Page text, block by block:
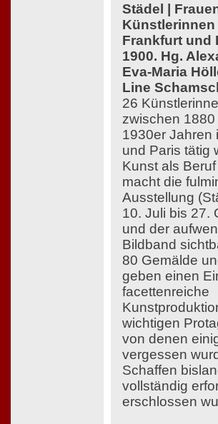
Städel |
Frankfurt und
1900. Hg.
Eva-Maria
Line
26
zwischen
1930er Jahren
und Paris tätig
Kunst als
macht die
Ausstellung
10. Juli bis 27.
und der
Bildband
80 Gemälde
geben einen
facettenreiche
wichtigen
von denen
vergessen
Schaffen
vollständig
erschlossen